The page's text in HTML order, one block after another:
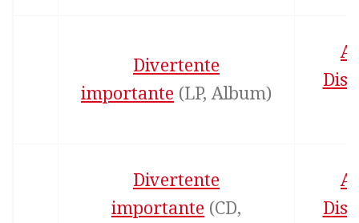
Divertente
importante ‎(LP, Album)
Divertente
importante ‎(CD,